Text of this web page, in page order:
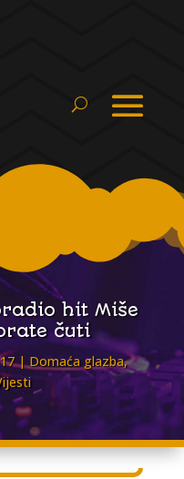
hit Miše
čuti
Domaća glazba,